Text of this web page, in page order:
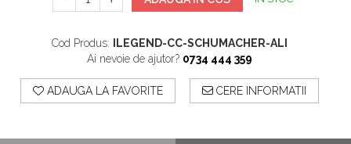
Cod Produs:
ILEGEND-CC-SCHUMACHER-ALI
Ai nevoie de ajutor? 0734 444 359
ADAUGA LA FAVORITE CERE INFORMATII